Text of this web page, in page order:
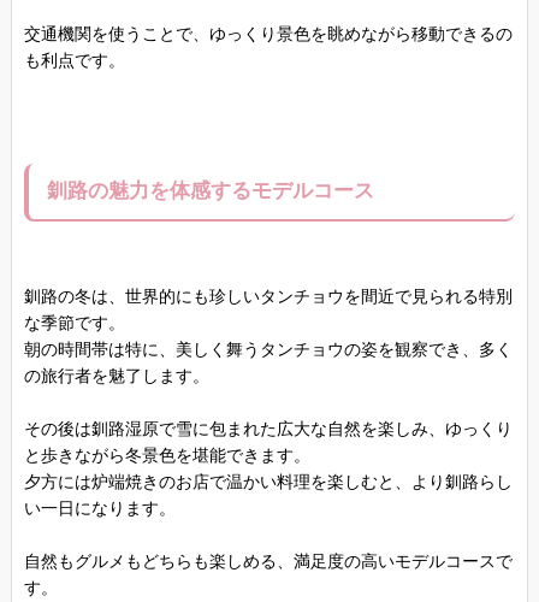
交通機関を使うことで、ゆっくり景色を眺めながら移動できるの
も利点です。
釧路の魅力を体感するモデルコース
釧路の冬は、世界的にも珍しいタンチョウを間近で見られる特別
な季節です。
朝の時間帯は特に、美しく舞うタンチョウの姿を観察でき、多く
の旅行者を魅了します。
その後は釧路湿原で雪に包まれた広大な自然を楽しみ、ゆっくり
と歩きながら冬景色を堪能できます。
夕方には炉端焼きのお店で温かい料理を楽しむと、より釧路らし
い一日になります。
自然もグルメもどちらも楽しめる、満足度の高いモデルコースで
す。